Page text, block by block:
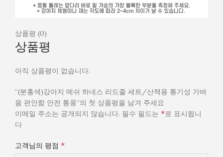
상품평 (0)
상품평
아직 상품평이 없습니다.
“(분홍색)강아지 메쉬 하네스 리드줄 세트/산책용 통기성 가벼
움 편안함 안전 통풍”의 첫 상품평을 남겨 주세요
이메일 주소는 공개되지 않습니다. 필수 필드는 *로 표시됩니
다
고객님의 평점 *